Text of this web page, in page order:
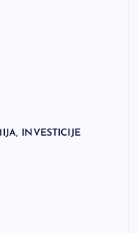
INVESTICIJE